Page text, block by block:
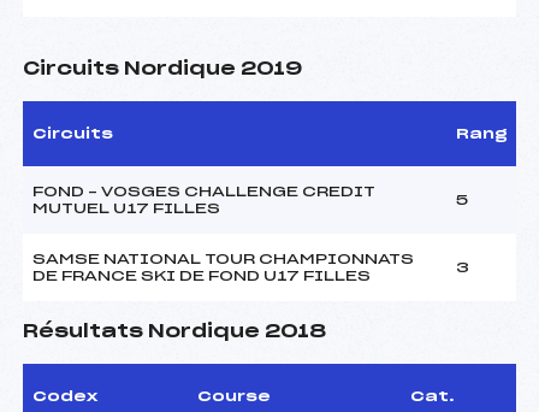
Circuits Nordique 2019
Circuits Rang
FOND – VOSGES CHALLENGE CREDIT
MUTUEL U17 FILLES
5
SAMSE NATIONAL TOUR CHAMPIONNATS
DE FRANCE SKI DE FOND U17 FILLES
3
Résultats Nordique 2018
Codex Course Cat.